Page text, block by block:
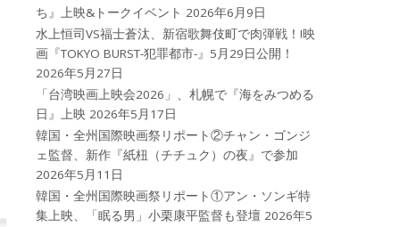
ち』上映&トークイベント 2026年6月9日
水上恒司VS福士蒼汰、新宿歌舞伎町で肉弾戦！!映
画『TOKYO BURST-犯罪都市-』5月29日公開！
2026年5月27日
「台湾映画上映会2026」、札幌で『海をみつめる
日』上映 2026年5月17日
韓国・全州国際映画祭リポート②チャン・ゴンジ
ェ監督、新作『紙杻（チチュク）の夜』で参加
2026年5月11日
韓国・全州国際映画祭リポート①アン・ソンギ特
集上映、「眠る男」小栗康平監督も登壇 2026年5